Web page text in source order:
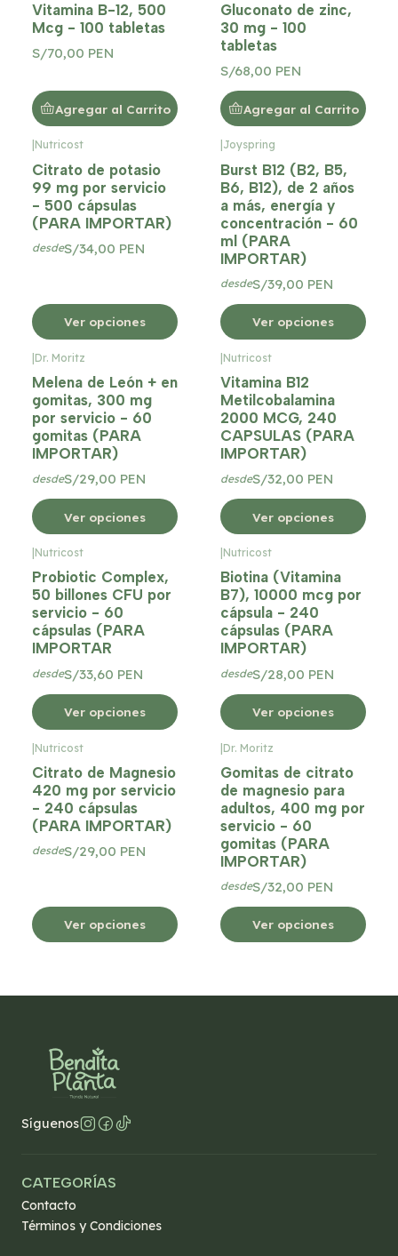
Vitamina B-12, 500
Mcg - 100 tabletas
S/70,00 PEN
Agregar al Carrito
Gluconato de zinc,
30 mg - 100
tabletas
S/68,00 PEN
Agregar al Carrito
Nutricost
Citrato de potasio
99 mg por servicio
- 500 cápsulas
(PARA IMPORTAR)
desdeS/34,00 PEN
Ver opciones
Joyspring
Burst B12 (B2, B5,
B6, B12), de 2 años
a más, energía y
concentración - 60
ml (PARA
IMPORTAR)
desdeS/39,00 PEN
Ver opciones
Dr. Moritz
Melena de León + en
gomitas, 300 mg
por servicio - 60
gomitas (PARA
IMPORTAR)
desdeS/29,00 PEN
Ver opciones
Nutricost
Vitamina B12
Metilcobalamina
2000 MCG, 240
CAPSULAS (PARA
IMPORTAR)
desdeS/32,00 PEN
Ver opciones
Nutricost
Probiotic Complex,
50 billones CFU por
servicio - 60
cápsulas (PARA
IMPORTAR
desdeS/33,60 PEN
Ver opciones
Nutricost
Biotina (Vitamina
B7), 10000 mcg por
cápsula - 240
cápsulas (PARA
IMPORTAR)
desdeS/28,00 PEN
Ver opciones
|Nutricost
Citrato de Magnesio
420 mg por servicio
- 240 cápsulas
(PARA IMPORTAR)
desdeS/29,00 PEN
Ver opciones
|Dr. Moritz
Gomitas de citrato
de magnesio para
adultos, 400 mg por
servicio - 60
gomitas (PARA
IMPORTAR)
desdeS/32,00 PEN
Ver opciones
Síguenos
CATEGORÍAS
Contacto
Términos y Condiciones